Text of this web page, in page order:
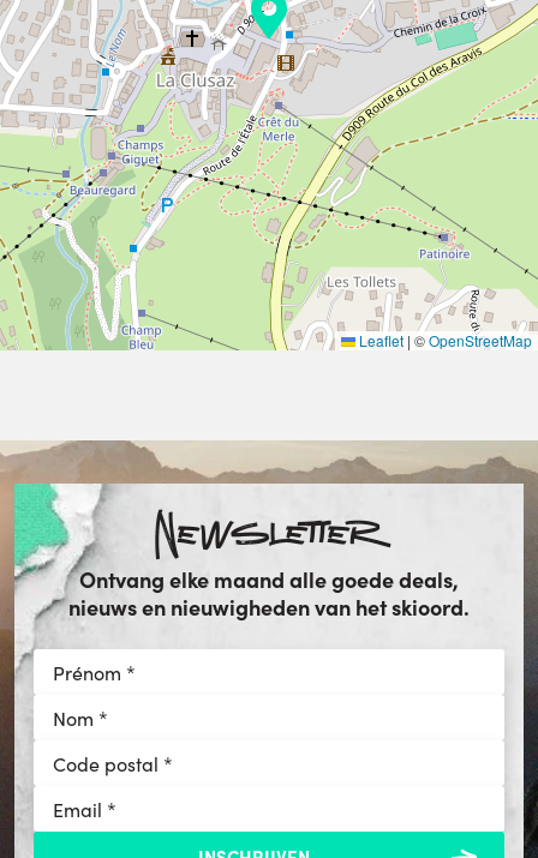
Leaflet | ©OpenStreetMap
Newsletter
Ontvang elke maand alle goede deals,
nieuws en nieuwigheden van het skioord.